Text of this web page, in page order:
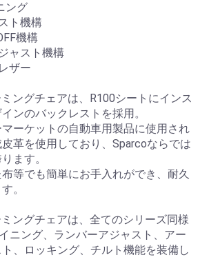
ング
ト機構
機構
ャスト機構
ザー
ングチェアは、R100シートにインス
ンのバックレストを採用。
ーケットの自動車用製品に使用され
革を使用しており、Sparcoならでは
ます。
等でも簡単にお手入れができ、耐久
。
ングチェアは、全てのシリーズ同様
ニング、ランバーアジャスト、アー
、ロッキング、チルト機能を装備し